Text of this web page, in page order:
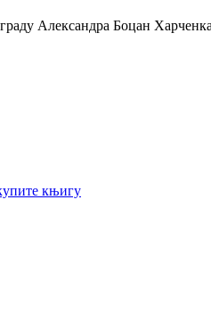
Александра Боцан